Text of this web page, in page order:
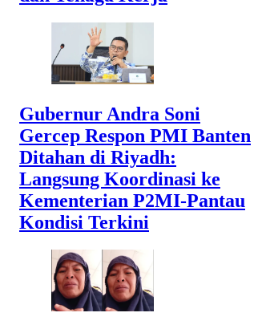
Gubernur Andra Soni
Gercep Respon PMI Banten
Ditahan di Riyadh:
Langsung Koordinasi ke
Kementerian P2MI-Pantau
Kondisi Terkini